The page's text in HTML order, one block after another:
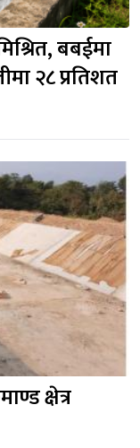
बबईमा
२८ प्रतिशत
क्षेत्र